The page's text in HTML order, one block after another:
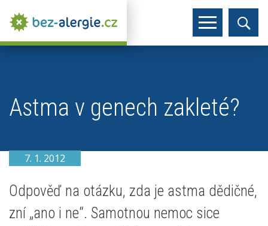
Astma v genech zakleté?
7. 1. 2012
Odpověď na otázku, zda je astma dědičné,
zní „ano i ne“. Samotnou nemoc sice